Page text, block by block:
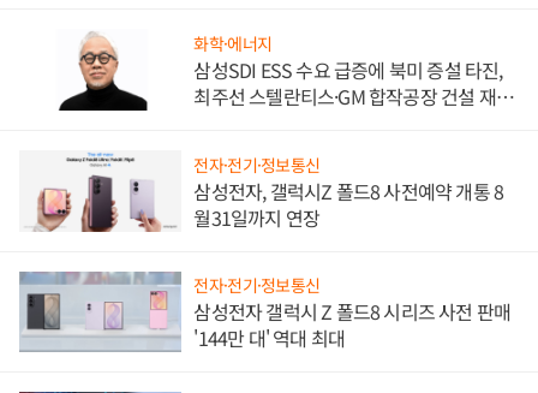
화학·에너지
삼성SDI ESS 수요 급증에 북미 증설 타진,
최주선 스텔란티스·GM 합작공장 건설 재추
전자·전기·정보통신
삼성전자, 갤럭시Z 폴드8 사전예약 개통 8
월31일까지 연장
전자·전기·정보통신
삼성전자 갤럭시 Z 폴드8 시리즈 사전 판매
'144만 대' 역대 최대